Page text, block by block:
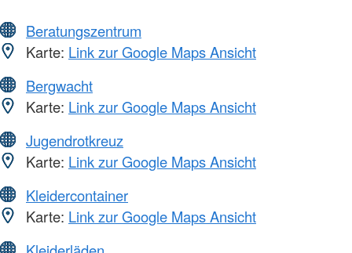
Beratungszentrum
Karte: Link zur Google Maps Ansicht
Bergwacht
Karte: Link zur Google Maps Ansicht
Jugendrotkreuz
Karte: Link zur Google Maps Ansicht
Kleidercontainer
Karte: Link zur Google Maps Ansicht